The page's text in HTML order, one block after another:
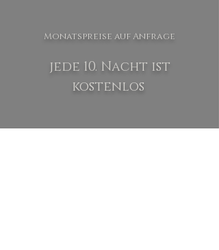
Monatspreise auf Anfrage
jede 10. Nacht ist
kostenlos